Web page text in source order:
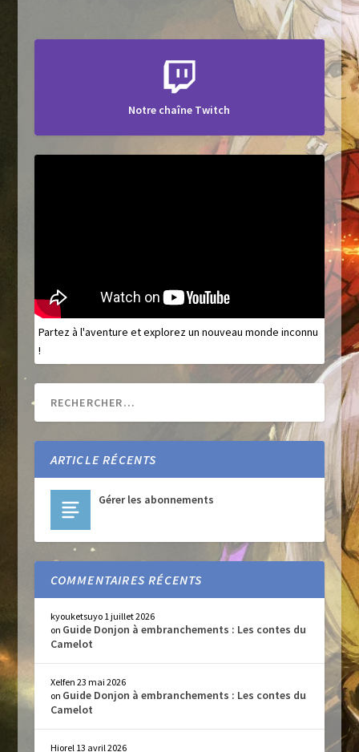
Notre chaîne Twitch
Partez à l'aventure et explorez un nouveau monde inconnu
!
ARTICLE RÉCENTS
Gérer les abonnements
COMMENTAIRES RÉCENTS
kyouketsuyo 1 juillet 2026
on Guide Donjon à embranchements : Les contes du
Camelot
Xelfen 23 mai 2026
on Guide Donjon à embranchements : Les contes du
Camelot
Hiorel 13 avril 2026